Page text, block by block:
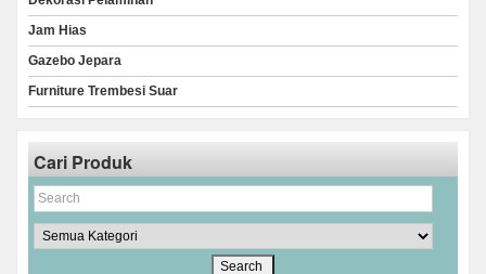
Jam Hias
Gazebo Jepara
Furniture Trembesi Suar
Cari Produk